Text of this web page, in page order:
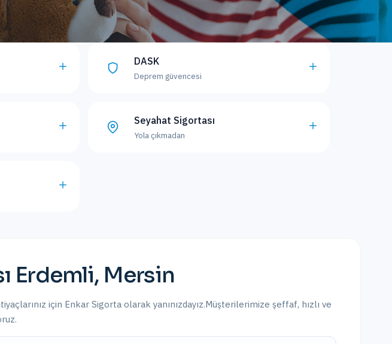
DASK
Deprem güvencesi
Seyahat Sigortası
Yola çıkmadan
Erdemli, Mersin
için Enkar Sigorta olarak yanınızdayız.Müşterilerimize şeffaf, hızlı ve